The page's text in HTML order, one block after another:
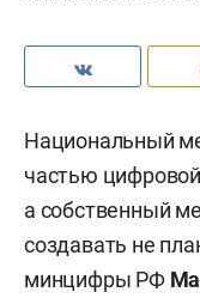
Национальный
частью
а собственный
создавать не
минцифры РФ